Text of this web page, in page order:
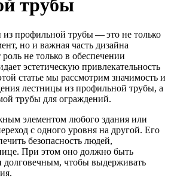
алюминиевый
Тавр
алюминиевый
Труба
алюминиевая
Уголок
алюминиевый
Фольга
алюминиевая
Чушка
алюминиевая
Швеллер
алюминиевый
Шина
PP-R
Фланцы
стальные
Заглушки
стальные
Тройники
Хомуты
стальные
шуруп-
шпилька
трубы
профильной трубы — это не только
но и важная часть дизайна
не только в обеспечении
эстетическую привлекательность
статье мы рассмотрим значимость и
лестницы из профильной трубы, а
трубы для ограждений.
элементом любого здания или
с одного уровня на другой. Его
безопасность людей,
При этом оно должно быть
долговечным, чтобы выдерживать